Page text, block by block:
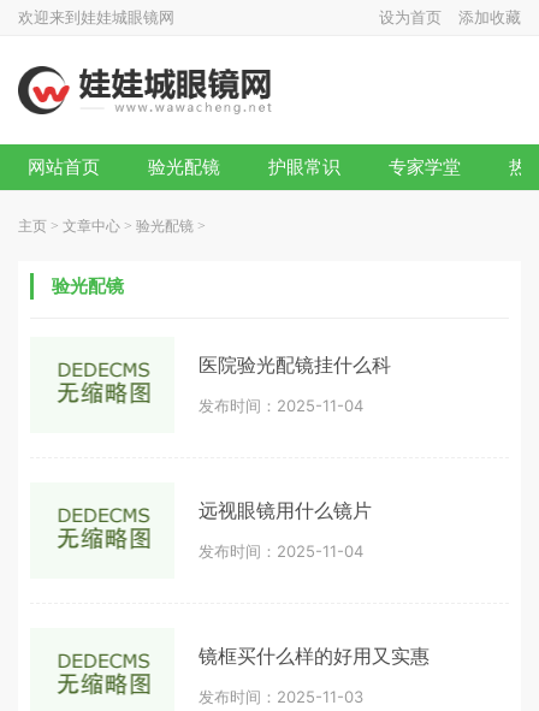
欢迎来到娃娃城眼镜网 设为首页 添加收藏
网站首页 验光配镜 护眼常识 专家学堂 热
主页 > 文章中心 > 验光配镜 >
验光配镜
医院验光配镜挂什么科
发布时间：2025-11-04
远视眼镜用什么镜片
发布时间：2025-11-04
镜框买什么样的好用又实惠
发布时间：2025-11-03